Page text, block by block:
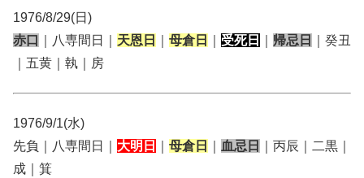
1976/8/29(日)
赤口
｜八専間日｜ 天恩日 母倉日 受死日 帰忌日
｜癸丑
｜五黄｜執｜房
1976/9/1(水)
先負｜八専間日｜ 大明日 母倉日 血忌日
｜丙辰｜二黒｜
成｜箕